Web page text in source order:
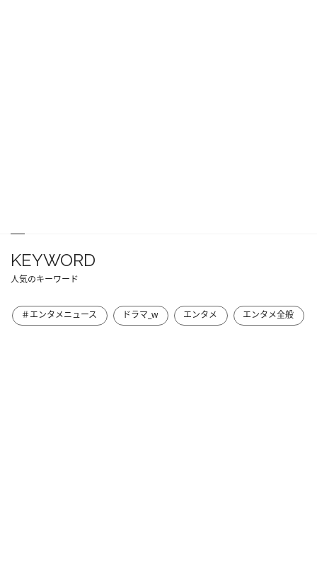
KEYWORD
人気のキーワード
＃エンタメニュース ドラマ_w エンタメ エンタメ全般